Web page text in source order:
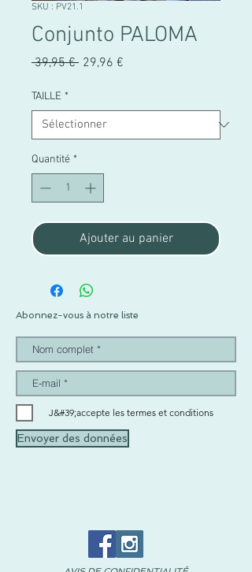
SKU : PV21.1
Conjunto PALOMA
39,95 € Prix
29,96 €
TAILLE *
Quantité *
Ajouter au panier
Abonnez-vous à notre liste
J&#39;accepte les termes et conditions
Envoyer des données